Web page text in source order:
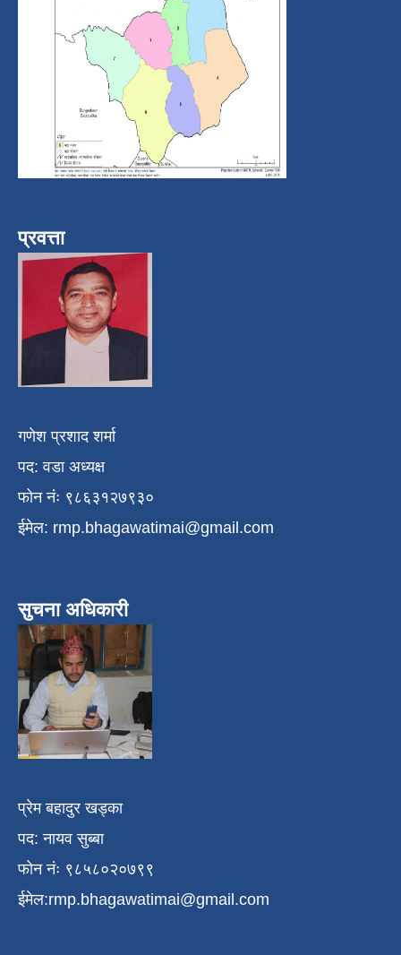
प्रवत्ता
गणेश प्रशाद शर्मा
पद: वडा अध्यक्ष
फोन नंः ९८६३१२७९३०
ईमेल: rmp.bhagawatimai@gmail.com
सुचना अधिकारी
प्रेम बहादुर खड्का
पद: नायव सुब्बा
फोन नंः ९८५८०२०७९९
ईमेल:rmp.bhagawatimai@gmail.com